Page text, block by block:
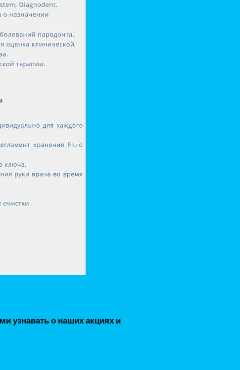
узнавать о наших акциях и